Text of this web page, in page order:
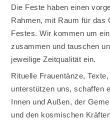
Die Feste haben einen
Rahmen, mit Raum für das
Festes. Wir kommen um
zusammen und tauschen
jeweilige Zeitqualität ein.
Rituelle Frauentänze,
unterstützen uns, schaffen
Innen und Außen, der
und den kosmischen